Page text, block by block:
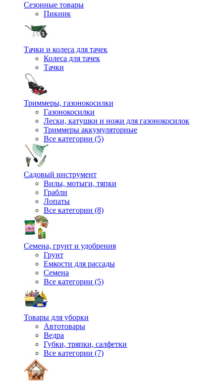
Сезонные товары
Пикник
Тачки и колеса для тачек
Колеса для тачек
Тачки
Триммеры, газонокосилки
Газонокосилки
Лески, катушки и ножи для газонокосилок
Триммеры аккумуляторные
Все категории (5)
Садовый инструмент
Вилы, мотыги, тяпки
Грабли
Лопаты
Все категории (8)
Семена, грунт и удобрения
Грунт
Емкости для рассады
Семена
Все категории (5)
Товары для уборки
Автотовары
Ведра
Губки, тряпки, салфетки
Все категории (7)